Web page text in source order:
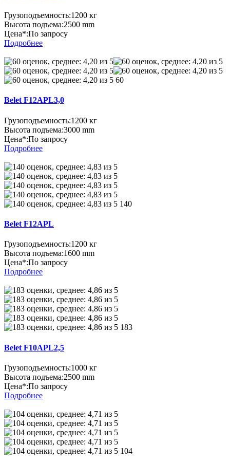
Грузоподъемность:1200 кг
Высота подъема:2500 mm
Цена*:По запросу
Подробнее
60
Belet F12APL3,0
Грузоподъемность:1200 кг
Высота подъема:3000 mm
Цена*:По запросу
Подробнее
140
Belet F12APL
Грузоподъемность:1200 кг
Высота подъема:1600 mm
Цена*:По запросу
Подробнее
183
Belet F10APL2,5
Грузоподъемность:1000 кг
Высота подъема:2500 mm
Цена*:По запросу
Подробнее
104